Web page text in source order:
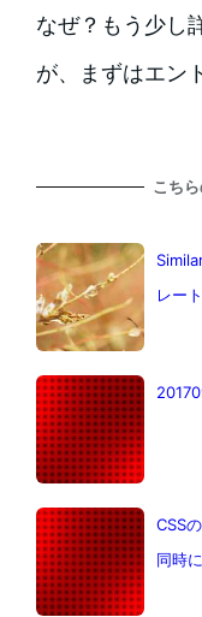
なぜ？もう少し
が、まずはエン
こち
レー
CSS
同時